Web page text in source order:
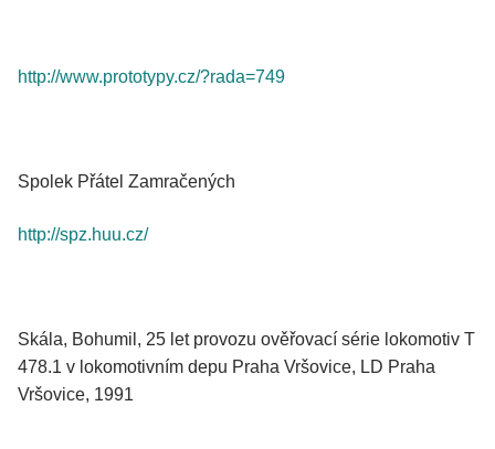
http://www.prototypy.cz/?rada=749
Spolek Přátel Zamračených
http://spz.huu.cz/
Skála, Bohumil, 25 let provozu ověřovací série lokomotiv T
478.1 v lokomotivním depu Praha Vršovice, LD Praha
Vršovice, 1991